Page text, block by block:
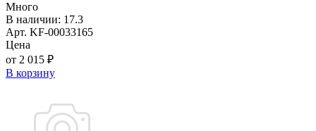
Много
В наличии: 17.3
Арт. KF-00033165
Цена
от 2 015 ₽
В корзину